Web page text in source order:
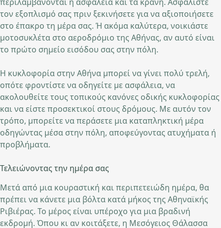
τον εξοπλισμό σας πριν ξεκινήσετε για να αξιοποιήσετε
στο έπακρο τη μέρα σας. Ή ακόμα καλύτερα, νοικιάστε
μοτοσυκλέτα στο αεροδρόμιο της Αθήνας, αν αυτό είναι
το πρώτο σημείο εισόδου σας στην πόλη.
Η κυκλοφορία στην Αθήνα μπορεί να γίνει πολύ τρελή,
οπότε φροντίστε να οδηγείτε με ασφάλεια, να
ακολουθείτε τους τοπικούς κανόνες οδικής κυκλοφορίας
και να είστε προσεκτικοί στους δρόμους. Με αυτόν τον
τρόπο, μπορείτε να περάσετε μια καταπληκτική μέρα
οδηγώντας μέσα στην πόλη, αποφεύγοντας ατυχήματα ή
προβλήματα.
Τελειώνοντας την ημέρα σας
Μετά από μια κουραστική και περιπετειώδη ημέρα, θα
πρέπει να κάνετε μια βόλτα κατά μήκος της Αθηναϊκής
Ριβιέρας. Το μέρος είναι υπέροχο για μια βραδινή
εκδρομή. Όπου κι αν κοιτάξετε, η Μεσόγειος Θάλασσα